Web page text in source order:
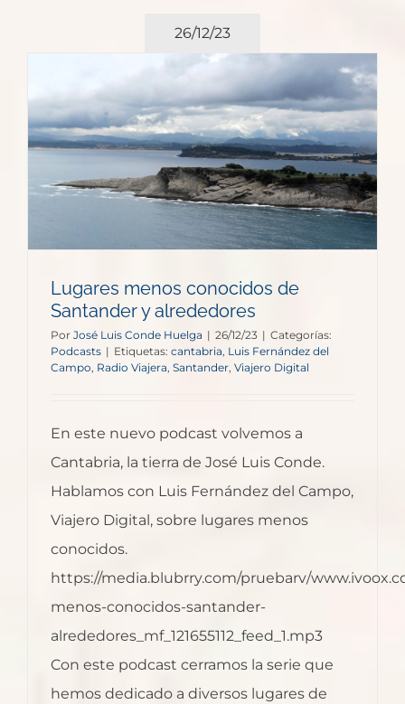
26/12/23
Lugares menos conocidos de
Santander y alrededores
Por José Luis Conde Huelga | 26/12/23 | Categorías:
Podcasts | Etiquetas: cantabria, Luis Fernández del
Campo, Radio Viajera, Santander, Viajero Digital
En este nuevo podcast volvemos a
Cantabria, la tierra de José Luis Conde.
Hablamos con Luis Fernández del Campo,
Viajero Digital, sobre lugares menos
conocidos.
https://media.blubrry.com/pruebarv/
menos-conocidos-santander-
alrededores_mf_121655112_feed_1.mp3
Con este podcast cerramos la serie que
hemos dedicado a diversos lugares de